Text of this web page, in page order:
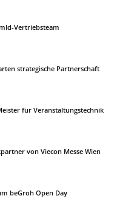
Vertriebsteam
strategische Partnerschaft
für Veranstaltungstechnik
von Viecon Messe Wien
beGroh Open Day